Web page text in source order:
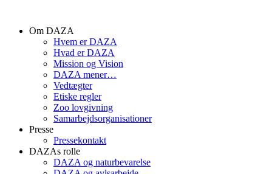
indholdOm DAZA
Hvem er DAZA
Hvad er DAZA
Mission og Vision
DAZA mener…
Vedtægter
Etiske regler
Zoo lovgivning
Samarbejdsorganisationer
Presse
Pressekontakt
DAZAs rolle
DAZA og natur­bevarelse